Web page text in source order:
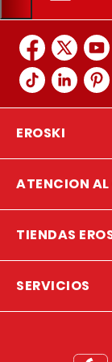
EROSKI
ATENCION AL
TIENDAS
SERVICIOS